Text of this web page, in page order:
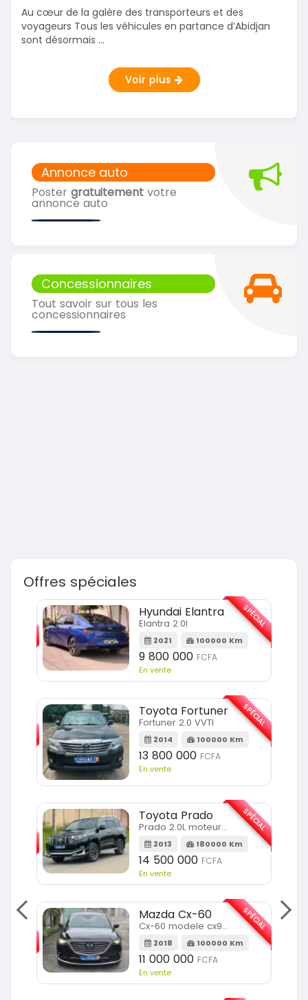
Annonce auto
Poster gratuitement votre
annonce auto
Concessionnaires
Tout savoir sur tous les
concessionnaires
Offres spéciales
SPÉCIAL
Hyundai Elantra
Elantra 2.0l
2021 100000 Km
9 800 000 FCFA
En vente
SPÉCIAL
Toyota Fortuner
Fortuner 2.0 VVTI
2014 100000 Km
13 800 000 FCFA
En vente
SPÉCIAL
Toyota Prado
Prado 2.0L moteur d4d
2013 180000 Km
14 500 000 FCFA
En vente
SPÉCIAL
Mazda Cx-60
Cx-60 modele cx9 full option
2018 100000 Km
11 000 000 FCFA
En vente
SPÉCIAL
Au cœur de la galère des transporteurs et des
voyageurs Tous les véhicules en partance d’Abidjan
sont désormais ...
Voir plus